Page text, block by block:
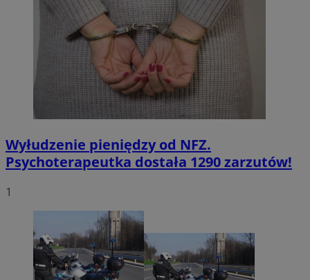
Wyłudzenie pieniędzy od NFZ.
Psychoterapeutka dostała 1290 zarzutów!
1